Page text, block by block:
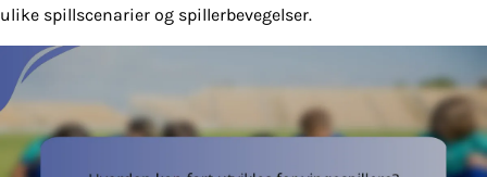
ulike spillscenarier og spillerbevegelser.